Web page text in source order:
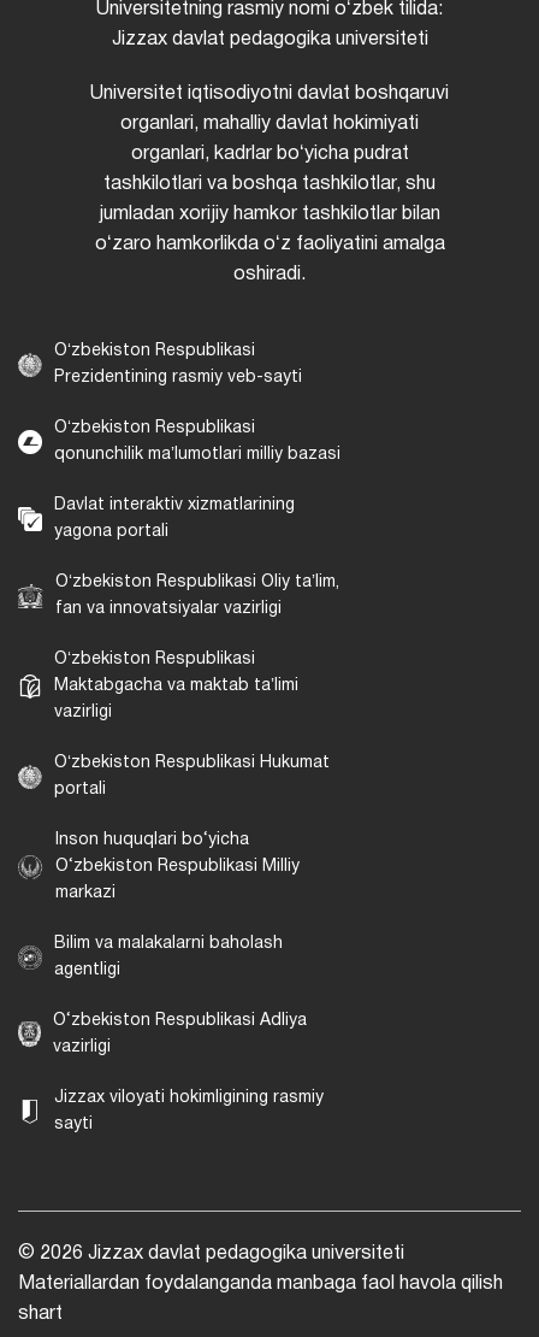
Universitetning rasmiy nomi oʻzbek tilida:
Jizzax davlat pedagogika universiteti
Universitet iqtisodiyotni davlat boshqaruvi
organlari, mahalliy davlat hokimiyati
organlari, kadrlar boʻyicha pudrat
tashkilotlari va boshqa tashkilotlar, shu
jumladan xorijiy hamkor tashkilotlar bilan
oʻzaro hamkorlikda oʻz faoliyatini amalga
oshiradi.
Oʻzbekiston Respublikasi
Prezidentining rasmiy veb-sayti
Oʻzbekiston Respublikasi
qonunchilik maʼlumotlari milliy bazasi
Davlat interaktiv xizmatlarining
yagona portali
Oʻzbekiston Respublikasi Oliy taʼlim,
fan va innovatsiyalar vazirligi
Oʻzbekiston Respublikasi
Maktabgacha va maktab taʼlimi
vazirligi
Oʻzbekiston Respublikasi Hukumat
portali
Inson huquqlari bo‘yicha
O‘zbekiston Respublikasi Milliy
markazi
Bilim va malakalarni baholash
agentligi
O‘zbekiston Respublikasi Adliya
vazirligi
Jizzax viloyati hokimligining rasmiy
sayti
© 2026 Jizzax davlat pedagogika universiteti
Materiallardan foydalanganda manbaga faol havola qilish
shart